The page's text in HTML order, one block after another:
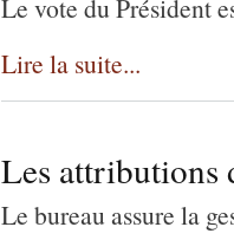
Le vote du Président
Lire la suite...
Les attributions
Le bureau assure la